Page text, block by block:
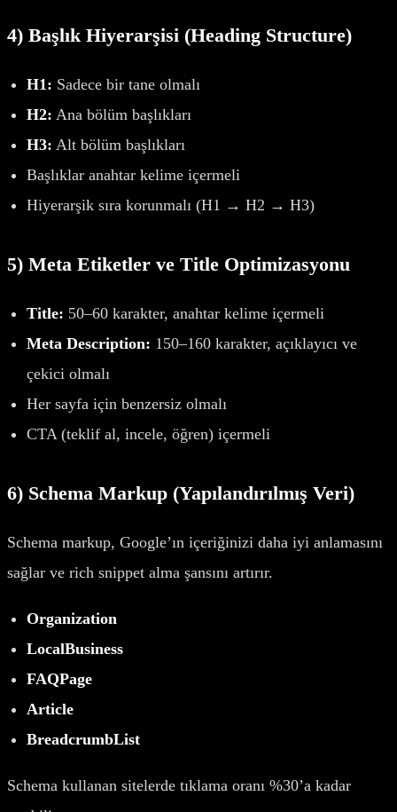
4) Başlık Hiyerarşisi (Heading Structure)
H1: Sadece bir tane olmalı
H2: Ana bölüm başlıkları
H3: Alt bölüm başlıkları
Başlıklar anahtar kelime içermeli
Hiyerarşik sıra korunmalı (H1 → H2 → H3)
5) Meta Etiketler ve Title Optimizasyonu
Title: 50–60 karakter, anahtar kelime içermeli
Meta Description: 150–160 karakter, açıklayıcı ve
çekici olmalı
Her sayfa için benzersiz olmalı
CTA (teklif al, incele, öğren) içermeli
6) Schema Markup (Yapılandırılmış Veri)
Schema markup, Google’ın içeriğinizi daha iyi anlamasını
sağlar ve rich snippet alma şansını artırır.
Organization
LocalBusiness
FAQPage
Article
BreadcrumbList
Schema kullanan sitelerde tıklama oranı %30’a kadar